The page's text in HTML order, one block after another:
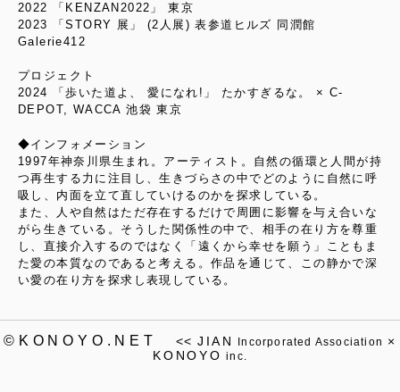
2022 「KENZAN2022」 東京
2023 「STORY 展」 (2人展) 表参道ヒルズ 同潤館
Galerie412
プロジェクト
2024 「歩いた道よ、 愛になれ!」 たかすぎるな。 × C-
DEPOT, WACCA 池袋 東京
◆インフォメーション
1997年神奈川県生まれ。アーティスト。自然の循環と人間が持
つ再生する力に注目し、生きづらさの中でどのように自然に呼
吸し、内面を立て直していけるのかを探求している。
また、人や自然はただ存在するだけで周囲に影響を与え合いな
がら生きている。そうした関係性の中で、相手の在り方を尊重
し、直接介入するのではなく「遠くから幸せを願う」こともま
た愛の本質なのであると考える。作品を通じて、この静かで深
い愛の在り方を探求し表現している。
©KONOYO.NET << JIAN Incorporated Association ×
KONOYO inc.